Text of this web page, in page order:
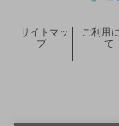
サイトマッ
プ
ご利用
て